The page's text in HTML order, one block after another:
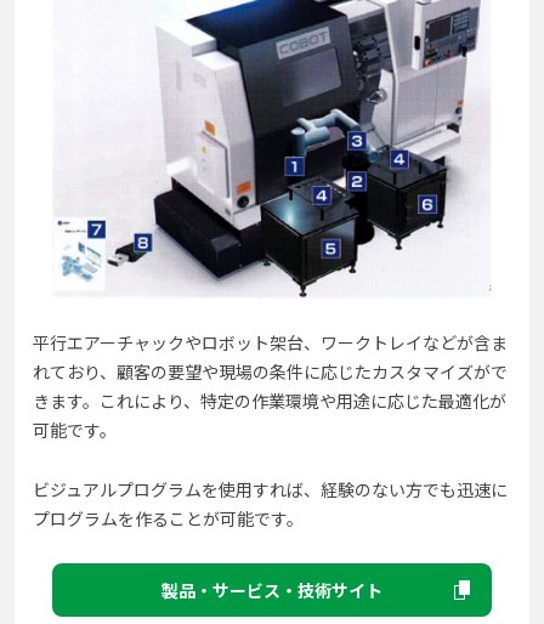
平行エアーチャックやロボット架台、ワークトレイなどが含ま
れており、顧客の要望や現場の条件に応じたカスタマイズがで
きます。これにより、特定の作業環境や用途に応じた最適化が
可能です。
ビジュアルプログラムを使用すれば、経験のない方でも迅速に
プログラムを作ることが可能です。
製品・サービス・技術サイト